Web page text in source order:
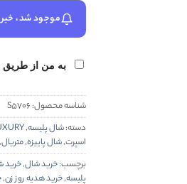
موجود شد،
به من از طریق
شناسه محصول: S5706
دسته:شال پلیسه,
اسپرت,شال پاییزه,متریال,
برچسب:خرید شال,خرید
پلیسه,خرید هدیه روز زن,